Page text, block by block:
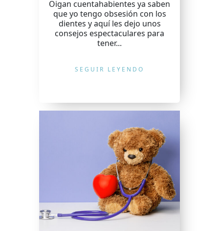
Oigan cuentahabientes ya saben
que yo tengo obsesión con los
dientes y aquí les dejo unos
consejos espectaculares para
tener...
SEGUIR LEYENDO